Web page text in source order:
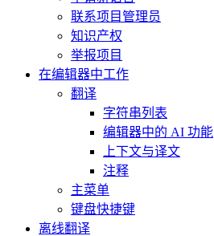
联系项目管理员
知识产权
举报项目
在编辑器中工作
翻译
字符串列表
编辑器中的 AI 功能
上下文与译文
注释
主菜单
键盘快捷键
离线翻译